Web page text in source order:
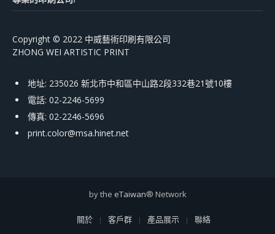
Copyright © 2022 中威藝術印刷有限公司
ZHONG WEI ARTISTIC PRINT
地址: 235026 新北市中和區中山路2段332巷21號10樓
電話: 02-2246-5699
傳真: 02-2246-5696
print.color@msa.hinet.net
by the eTaiwan® Network
關於 客戶群 產品展示 聯絡